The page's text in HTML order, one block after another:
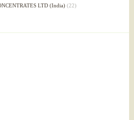
LTD (India) (22)